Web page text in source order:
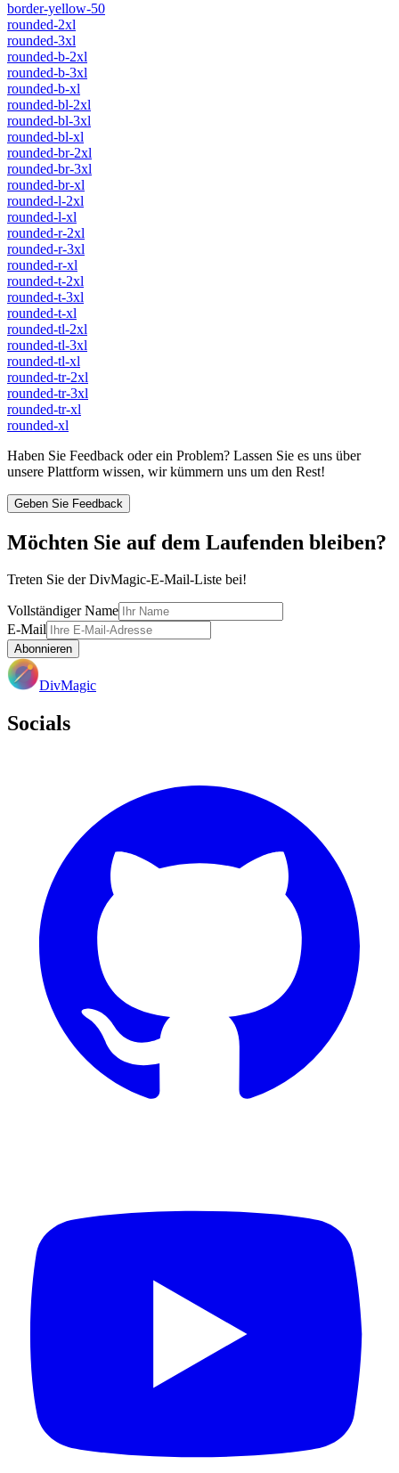
border-yellow-50
rounded-2xl
rounded-3xl
rounded-b-2xl
rounded-b-3xl
rounded-b-xl
rounded-bl-2xl
rounded-bl-3xl
rounded-bl-xl
rounded-br-2xl
rounded-br-3xl
rounded-br-xl
rounded-l-2xl
rounded-l-xl
rounded-r-2xl
rounded-r-3xl
rounded-r-xl
rounded-t-2xl
rounded-t-3xl
rounded-t-xl
rounded-tl-2xl
rounded-tl-3xl
rounded-tl-xl
rounded-tr-2xl
rounded-tr-3xl
rounded-tr-xl
rounded-xl
Haben Sie Feedback oder ein Problem? Lassen Sie es uns über
unsere Plattform wissen, wir kümmern uns um den Rest!
Geben Sie Feedback
Möchten Sie auf dem Laufenden bleiben?
Treten Sie der DivMagic-E-Mail-Liste bei!
Vollständiger Name
E-Mail
Abonnieren
DivMagic
Socials